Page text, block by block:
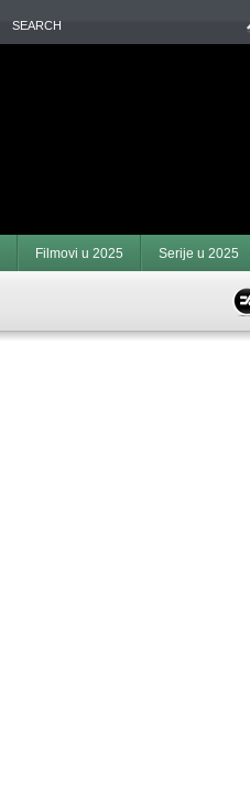
Filmovi u 2025 Serije u 2025